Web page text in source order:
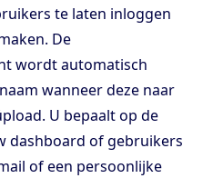
te laten inloggen
De
wordt automatisch
wanneer deze naar
U bepaalt op de
dashboard of gebruikers
of een persoonlijke